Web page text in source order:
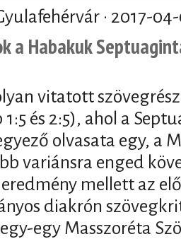
· 2017-
a Habakuk
vitatott
és 2:5), ahol a
olvasata egy, a
variánsra enged
mellett az
diakrón
egy Masszoréta